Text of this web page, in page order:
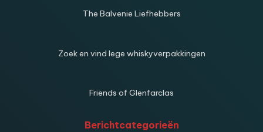
The Balvenie Liefhebbers
Zoek en vind lege whiskyverpakkingen
Friends of Glenfarclas
Berichtcategorieën